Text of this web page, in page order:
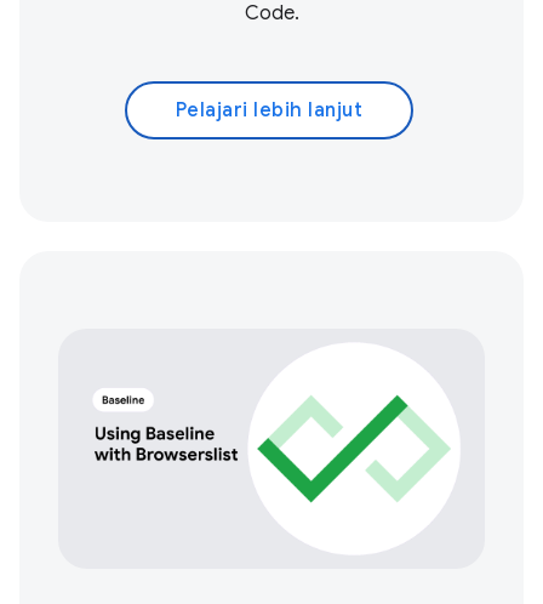
Code.
Pelajari lebih lanjut